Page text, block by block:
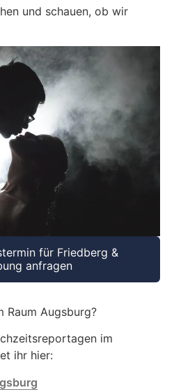
und schauen, ob wir
für Friedberg &
anfragen
Raum Augsburg?
im
ihr hier: